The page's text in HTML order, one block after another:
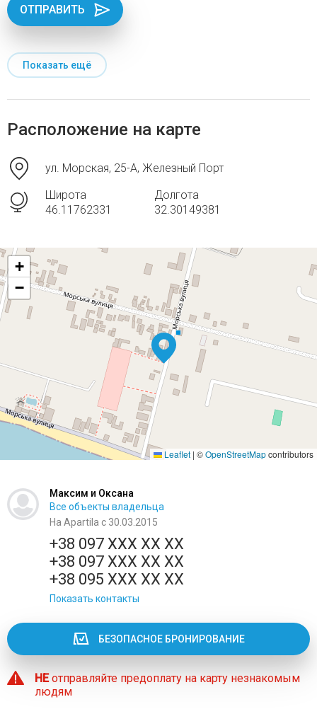
ОТПРАВИТЬ
Показать ещё
Расположение на карте
ул. Морская, 25-А, Железный Порт
Широта
46.11762331
Долгота
32.30149381
+
−
Leaflet | ©OpenStreetMapcontributors
Максим и Оксана
Все объекты владельца
На Apartila с 30.03.2015
+38 097 XXX XX XX
+38 097 XXX XX XX
+38 095 XXX XX XX
Показать контакты
БЕЗОПАСНОЕ БРОНИРОВАНИЕ
НЕотправляйте предоплату на карту незнакомым
людям